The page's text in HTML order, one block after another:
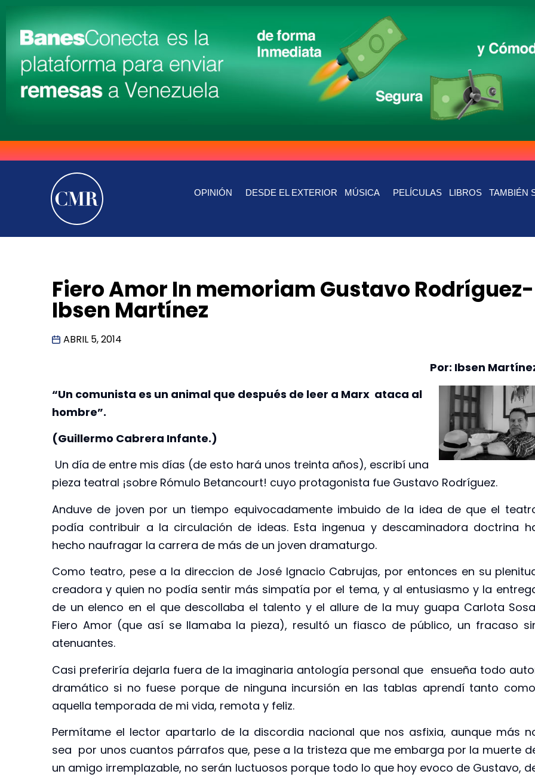
OPINIÓN DESDE EL EXTERIOR MÚSICA PELÍCULAS LIBROS TAMBIÉN
Fiero Amor In memoriam Gustavo Rodríguez-
Ibsen Martínez
ABRIL 5, 2014
Por: Ibsen
“Un comunista es un animal que después de leer a Marx ataca al
hombre”.
(Guillermo Cabrera Infante.)
Un día de entre mis días (de esto hará unos treinta años), escribí una
pieza teatral ¡sobre Rómulo Betancourt! cuyo protagonista fue Gustavo Rodríguez.
Anduve de joven por un tiempo equivocadamente imbuido de la idea de que el
podía contribuir a la circulación de ideas. Esta ingenua y descaminadora doctrina
hecho naufragar la carrera de más de un joven dramaturgo.
Como teatro, pese a la direccion de José Ignacio Cabrujas, por entonces en su
creadora y quien no podía sentir más simpatía por el tema, y al entusiasmo y la
de un elenco en el que descollaba el talento y el allure de la muy guapa Carlota
Fiero Amor (que así se llamaba la pieza), resultó un fiasco de público, un fracaso
atenuantes.
Casi preferiría dejarla fuera de la imaginaria antología personal que ensueña todo
dramático si no fuese porque de ninguna incursión en las tablas aprendí tanto como
aquella temporada de mi vida, remota y feliz.
Permítame el lector apartarlo de la discordia nacional que nos asfixia, aunque más
sea por unos cuantos párrafos que, pese a la tristeza que me embarga por la muerte
un amigo irremplazable, no serán luctuosos porque todo lo que hoy evoco de Gustavo,